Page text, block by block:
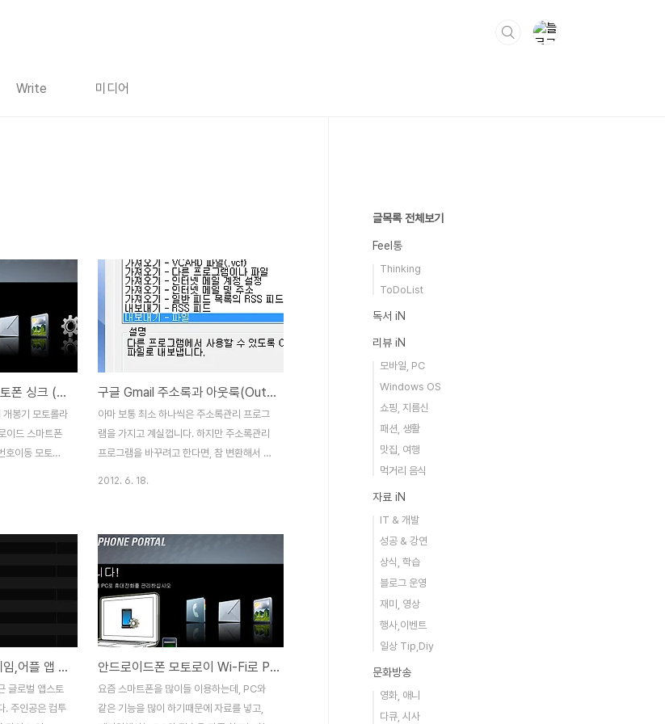
Write 미디어
모토롤라 모토로이 모토폰 싱크 (Motorola XT720 Motoroi Phone Sync) 설정방법
봉기 모토롤라
드 스마트폰
이동 모토로
, 이후에는 모
미디어 동기화
하는 방법은
림에 들어가서
니다. (이후에
으로 연결되며,
바꾸면 됨)
속을 하면
login/in..
구글 Gmail 주소록과 아웃룩(OutLook)의 주소록 CSV로 가져오고, 내보내는 방법(스마트폰 전화번호부)
아마 보통 최소 하나씩은 주소록관리 프로그
램을 가지고 계실껍니다. 하지만 주소록관리
프로그램을 바꾸려고 한다면, 참 변환해서 옮
경우는 수월하지만, 다른 기종으로 바꾸는 경
우에는 참 어려운 경우가 많습니다. 전화번호
를 컨버터(변환)하는 방법은 다양한 방법이
있지만, 가장 보편적인 CSV파일로 자료를
옮기는 방법을 알려드리겠습니다. 찾아보시
면 자신의 기종에서 다른 기종으로 전화번호
를 옮기는 앱이나 유틸이 있기는 할텐데, 아
래의 방법은 일종의 수작업이지만, 한번 사용
해보시면 앞으로 다른 기종으로 번호를 바꾸
2012. 6. 18.
안드로이드폰 SKT 게임,어플 앱 설치후, ARM 연동 실패 오류시의 해결 방법
글로벌 앱스토
. 주인공은 컴투
안드로이드폰 모토로이 Wi-Fi로 PC와 연결하기
요즘 스마트폰을 많이들 이용하는데, PC와
같은 기능을 많이 하기때문에 자료를 넣고,
글목록 전체보기
Feel통
Thinking
ToDoList
독서 iN
리뷰 iN
모바일, PC
Windows OS
쇼핑, 지름신
패션, 생활
맛집, 여행
먹거리 음식
자료 iN
IT & 개발
성공 & 강연
상식, 학습
블로그 운영
재미, 영상
행사,이벤트
일상 Tip,Diy
문화방송
영화, 애니
다큐, 시사